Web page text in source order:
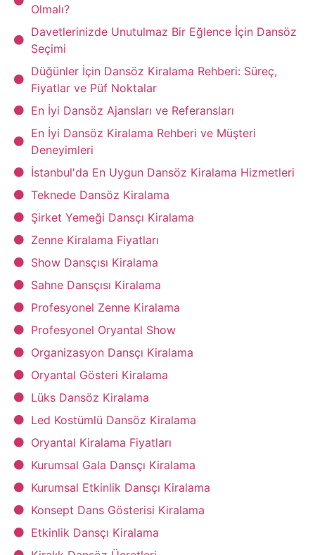
Olmalı?
Davetlerinizde Unutulmaz Bir Eğlence İçin Dansöz
Seçimi
Düğünler İçin Dansöz Kiralama Rehberi: Süreç,
Fiyatlar ve Püf Noktalar
En İyi Dansöz Ajansları ve Referansları
En İyi Dansöz Kiralama Rehberi ve Müşteri
Deneyimleri
İstanbul'da En Uygun Dansöz Kiralama Hizmetleri
Teknede Dansöz Kiralama
Şirket Yemeği Dansçı Kiralama
Zenne Kiralama Fiyatları
Show Dansçısı Kiralama
Sahne Dansçısı Kiralama
Profesyonel Zenne Kiralama
Profesyonel Oryantal Show
Organizasyon Dansçı Kiralama
Oryantal Gösteri Kiralama
Lüks Dansöz Kiralama
Led Kostümlü Dansöz Kiralama
Oryantal Kiralama Fiyatları
Kurumsal Gala Dansçı Kiralama
Kurumsal Etkinlik Dansçı Kiralama
Konsept Dans Gösterisi Kiralama
Etkinlik Dansçı Kiralama